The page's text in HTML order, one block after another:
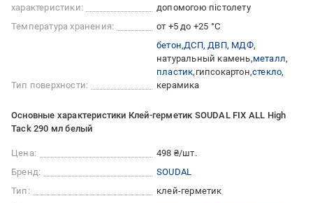
характеристики:
допомогою пістолету
Температура хранения:
от +5 до +25 °C
Тип поверхности:
бетон ДСП, ДВП, МДФ
натуральный камень металл
пластик гипсокартон стекло
керамика
Основные характеристики Клей-герметик SOUDAL FIX ALL High
Tack 290 мл белый
Цена:
498 ₴/шт.
Бренд:
SOUDAL
Тип:
клей-герметик